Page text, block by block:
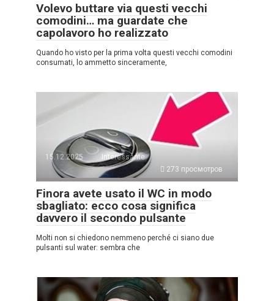
Volevo buttare via questi vecchi
comodini… ma guardate che
capolavoro ho realizzato
Quando ho visto per la prima volta questi vecchi comodini
consumati, lo ammetto sinceramente,
15.12.2025
Interessante
273 просмотров
Finora avete usato il WC in modo
sbagliato: ecco cosa significa
davvero il secondo pulsante
Molti non si chiedono nemmeno perché ci siano due
pulsanti sul water: sembra che